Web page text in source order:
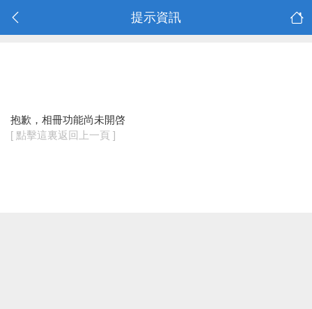
提示資訊
抱歉，相冊功能尚未開啓
[ 點擊這裏返回上一頁 ]